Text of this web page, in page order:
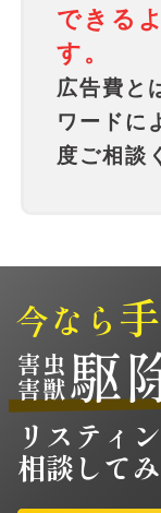
できる
す。
広告費と
ワードに
度ご相談
今なら
害虫
害獣駆
リスティ
相談して